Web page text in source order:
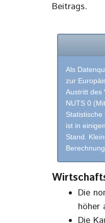
Beitrags.
Als
zur
Austritt des
NUTS 0
ist in
Stand.
Die
höher
Die